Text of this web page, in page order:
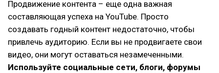
Продвижение контента – еще одна важная
составляющая успеха на YouTube. Просто
создавать годный контент недостаточно, чтобы
привлечь аудиторию. Если вы не продвигаете свои
видео, они могут оставаться незамеченными.
Используйте социальные сети, блоги, форумы